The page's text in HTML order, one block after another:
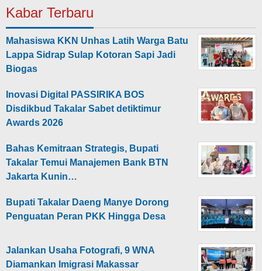
Kabar Terbaru
Mahasiswa KKN Unhas Latih Warga Batu
Lappa Sidrap Sulap Kotoran Sapi Jadi
Biogas
Inovasi Digital PASSIRIKA BOS
Disdikbud Takalar Sabet detiktimur
Awards 2026
Bahas Kemitraan Strategis, Bupati
Takalar Temui Manajemen Bank BTN
Jakarta Kunin…
Bupati Takalar Daeng Manye Dorong
Penguatan Peran PKK Hingga Desa
Jalankan Usaha Fotografi, 9 WNA
Diamankan Imigrasi Makassar